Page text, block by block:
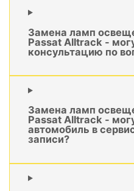
Замена ламп
Passat Alltrack -
консультацию по
Замена ламп
Passat Alltrack -
автомобиль в
записи?